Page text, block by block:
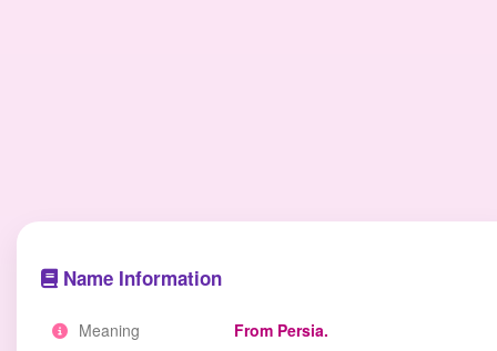
Name Information
Meaning From Persia.